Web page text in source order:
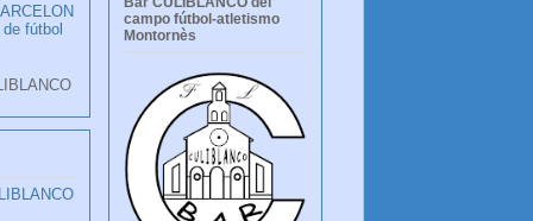
de fútbol
campo fútbol-atletismo
Montornès